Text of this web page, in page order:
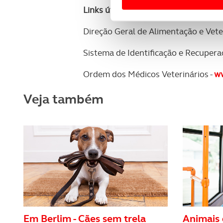
Usamos cookies para
funcionalidades de redes
e organizações na UE e em
O ACP garantirá que as
navegação no Website e
Consulte a política de
Links úteis:
Direção Geral de Alimentação e
Sistema de Identificação e
Ordem dos Médicos Veterinários -
Veja também
Em Berlim - Cães sem trela
Animais